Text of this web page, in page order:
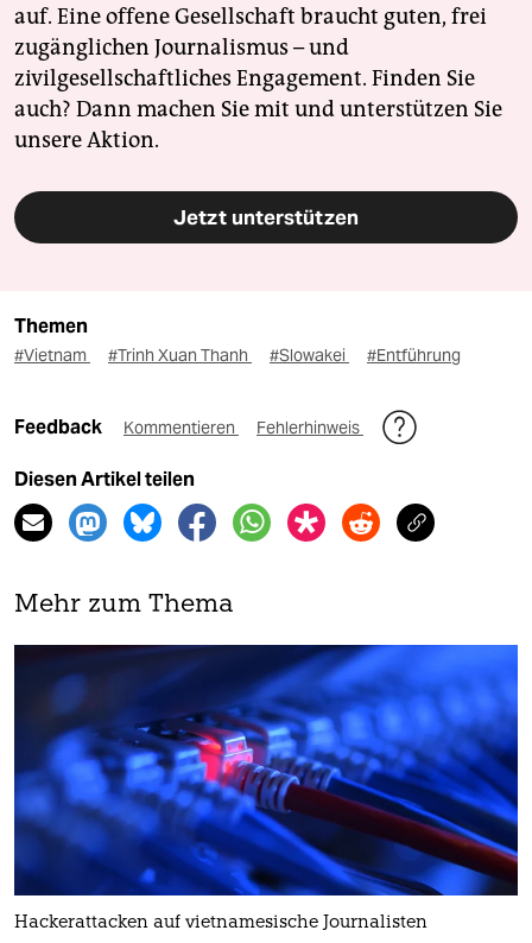
auf. Eine offene Gesellschaft braucht guten, frei
zugänglichen Journalismus – und
zivilgesellschaftliches Engagement. Finden Sie
auch? Dann machen Sie mit und unterstützen Sie
unsere Aktion.
Jetzt unterstützen
Themen
#Vietnam #Trinh Xuan Thanh #Slowakei #Entführung
Feedback Kommentieren Fehlerhinweis
Diesen Artikel teilen
Mehr zum Thema
Hackerattacken auf vietnamesische Journalisten